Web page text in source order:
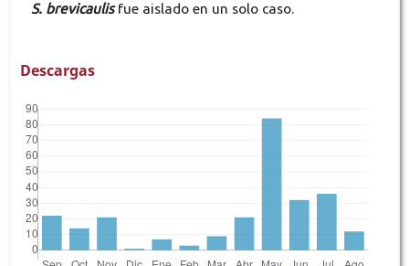
S. brevicaulisfue aislado en un solo caso.
Descargas